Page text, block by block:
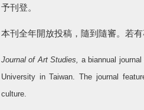
予刊登。
本刊全年開放投稿，隨到隨審。若
Journal of Art Studies,
a biannual
University in Taiwan. The journal
culture.